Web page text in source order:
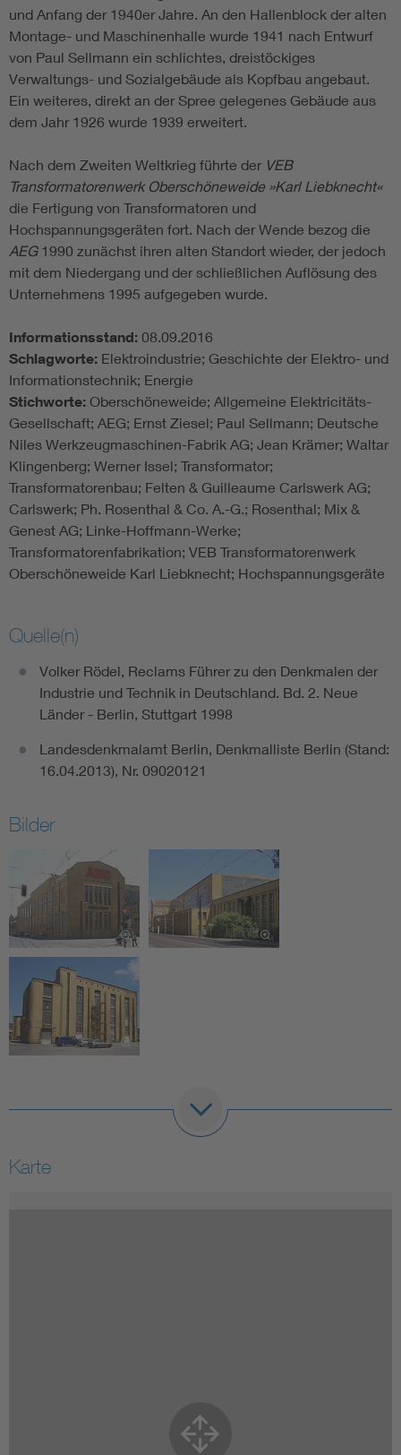
und Anfang der 1940er Jahre. An den Hallenblock der alten
Montage- und Maschinenhalle wurde 1941 nach Entwurf
von Paul Sellmann ein schlichtes, dreistöckiges
Verwaltungs- und Sozialgebäude als Kopfbau angebaut.
Ein weiteres, direkt an der Spree gelegenes Gebäude aus
dem Jahr 1926 wurde 1939 erweitert.
Nach dem Zweiten Weltkrieg führte der VEB
Transformatorenwerk Oberschöneweide »Karl Liebknecht«
die Fertigung von Transformatoren und
Hochspannungsgeräten fort. Nach der Wende bezog die
AEG1990 zunächst ihren alten Standort wieder, der jedoch
mit dem Niedergang und der schließlichen Auflösung des
Unternehmens 1995 aufgegeben wurde.
Informationsstand: 08.09.2016
Schlagworte: Elektroindustrie; Geschichte der Elektro- und
Informationstechnik; Energie
Stichworte: Oberschöneweide; Allgemeine Elektricitäts-
Gesellschaft; AEG; Ernst Ziesel; Paul Sellmann; Deutsche
Niles Werkzeugmaschinen-Fabrik AG; Jean Krämer; Waltar
Klingenberg; Werner Issel; Transformator;
Transformatorenbau; Felten & Guilleaume Carlswerk AG;
Carlswerk; Ph. Rosenthal & Co. A.-G.; Rosenthal; Mix &
Genest AG; Linke-Hoffmann-Werke;
Transformatorenfabrikation; VEB Transformatorenwerk
Oberschöneweide Karl Liebknecht; Hochspannungsgeräte
Quelle(n)
Volker Rödel, Reclams Führer zu den Denkmalen der
Industrie und Technik in Deutschland. Bd. 2. Neue
Länder - Berlin, Stuttgart 1998
Landesdenkmalamt Berlin, Denkmalliste Berlin (Stand:
16.04.2013), Nr. 09020121
Bilder
Karte